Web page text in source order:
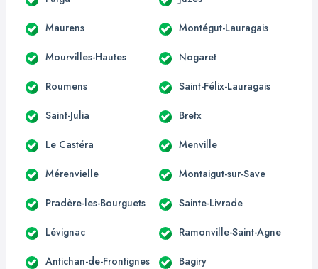
Maurens Montégut-Lauragais
Mourvilles-Hautes Nogaret
Roumens Saint-Félix-Lauragais
Saint-Julia Bretx
Le Castéra Menville
Mérenvielle Montaigut-sur-Save
Pradère-les-Bourguets Sainte-Livrade
Lévignac Ramonville-Saint-Agne
Antichan-de-Frontignes Bagiry